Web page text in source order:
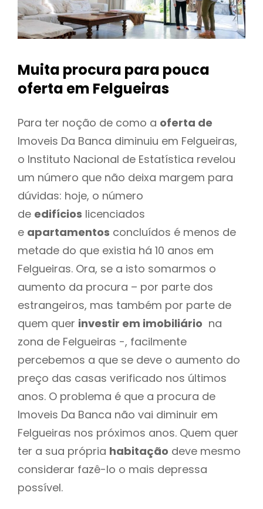
Muita procura para pouca
oferta em Felgueiras
Para ter noção de como a oferta de
Imoveis Da Banca diminuiu em Felgueiras,
o Instituto Nacional de Estatística revelou
um número que não deixa margem para
dúvidas: hoje, o número
de edifícios licenciados
e apartamentos concluídos é menos de
metade do que existia há 10 anos em
Felgueiras. Ora, se a isto somarmos o
aumento da procura – por parte dos
estrangeiros, mas também por parte de
quem quer investir em imobiliário na
zona de Felgueiras -, facilmente
percebemos a que se deve o aumento do
preço das casas verificado nos últimos
anos. O problema é que a procura de
Imoveis Da Banca não vai diminuir em
Felgueiras nos próximos anos. Quem quer
ter a sua própria habitação deve mesmo
considerar fazê-lo o mais depressa
possível.